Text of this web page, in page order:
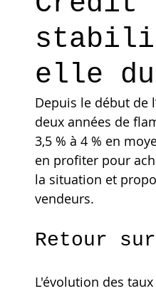
elle
Depuis le début de
deux années de
3,5 % à 4 % en
en profiter pour
la situation et
vendeurs.
Retour
L'évolution des